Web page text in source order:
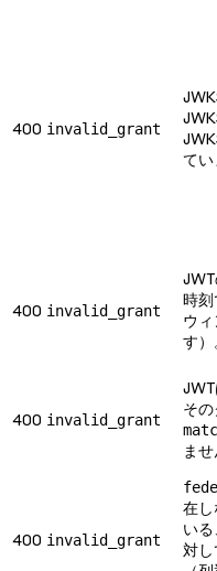
400 invalid_grant
てい
400 invalid_grant
時
ウ
す）
400 invalid_grant
JWT
そ
ませ
400 invalid_grant
在
い
対